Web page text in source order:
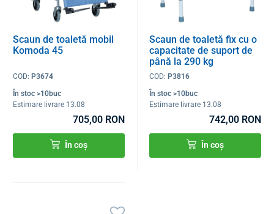
Scaun de toaletă mobil
Komoda 45
COD: P3674
În stoc >10buc
Estimare livrare 13.08
705,00 RON
În coș
Scaun de toaletă fix cu o
capacitate de suport de
până la 290 kg
COD:P3816
În stoc >10buc
Estimare livrare 13.08
742,00 RON
În coș